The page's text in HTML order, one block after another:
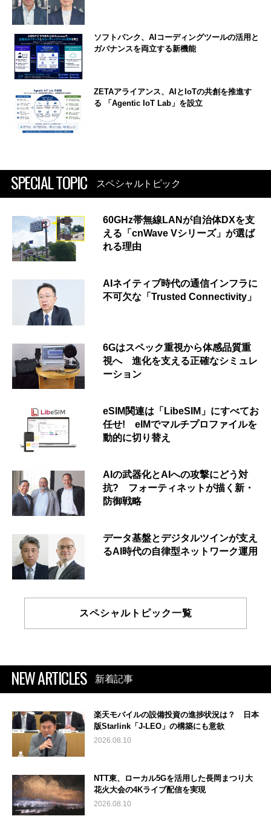
ソフトバンク、AIコーディングツールの活用と
ガバナンスを両立する新機能
ZETAアライアンス、AIとIoTの共創を推進す
る 「Agentic IoT Lab」を設立
SPECIAL TOPIC スペシャルトピック
60GHz帯無線LANが自治体DXを支
える「cnWave Vシリーズ」が選ば
れる理由
AIネイティブ時代の通信インフラに
不可欠な「Trusted Connectivity」
6Gはスペック重視から体感品質重
視へ 進化を支える正確なシミュレ
ーション
eSIM関連は「LibeSIM」にすべてお
任せ! eIMでマルチプロファイルを
動的に切り替え
AIの武器化とAIへの攻撃にどう対
抗? フォーティネットが描く新・
防御戦略
データ基盤とデジタルツインが支え
るAI時代の自律型ネットワーク運用
スペシャルトピック一覧
NEW ARTICLES 新着記事
楽天モバイルの設備投資の進捗状況は？ 日本
版Starlink「J-LEO」の構築にも意欲
2026.08.10
NTT東、ローカル5Gを活用した長岡まつり大
花火大会の4Kライブ配信を実現
2026.08.10